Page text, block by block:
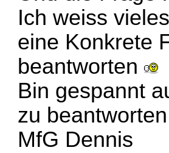
Ich weiss
eine Konkrete
beantworten
Bin gespannt
zu beantworten
MfG Dennis